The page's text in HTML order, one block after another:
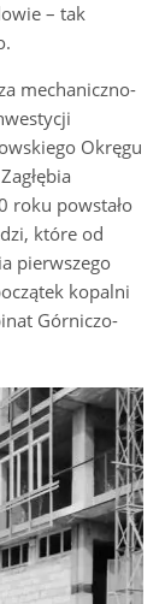
– tak
mechaniczno-
Okręgu
roku powstało
które od
pierwszego
kopalni
Górniczo-